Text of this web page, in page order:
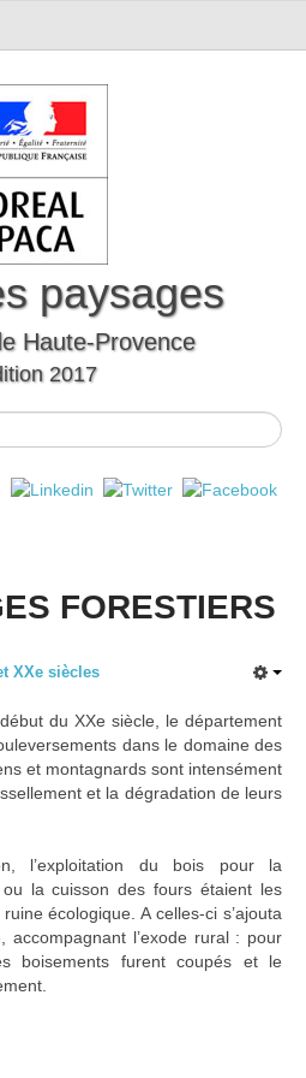
paysages
Haute-Provence
2017
paysagers
du territoire
de développement
FORESTIERS
XXe siècles
du XXe siècle, le département
dans le domaine des
et montagnards sont intensément
et la dégradation de leurs
l’exploitation du bois pour la
la cuisson des fours étaient les
écologique. A celles-ci s’ajouta
accompagnant l’exode rural : pour
boisements furent coupés et le